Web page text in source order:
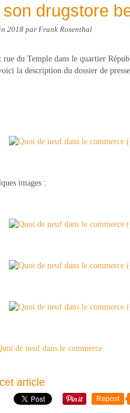
drugstore
2018 par Frank Rosenthal
du Temple dans le quartier
la description du dossier de
images :
de neuf dans le commerce
article
Repost